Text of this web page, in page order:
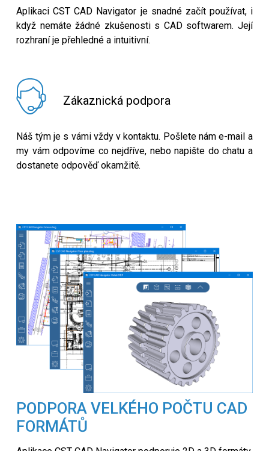
Aplikaci CST CAD Navigator je snadné začít používat, i
když nemáte žádné zkušenosti s CAD softwarem. Její
rozhraní je přehledné a intuitivní.
Zákaznická podpora
Náš tým je s vámi vždy v kontaktu. Pošlete nám e-mail a
my vám odpovíme co nejdříve, nebo napište do chatu a
dostanete odpověď okamžitě.
PODPORA VELKÉHO POČTU CAD
FORMÁTŮ